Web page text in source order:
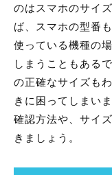
のはスマホのサイ
ば、スマホの型番
使っている機種の
しまうこともある
の正確なサイズも
きに困ってしまい
確認方法や、サイ
きましょう。